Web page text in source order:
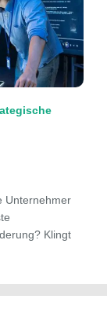
Unternehmer
Klingt